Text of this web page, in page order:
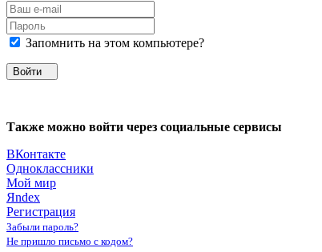
Запомнить на этом компьютере?
Войти
Также можно войти через социальные сервисы
ВКонтакте
Одноклассники
Мой мир
Яndex
Регистрация
Забыли пароль?
Не пришло письмо с кодом?